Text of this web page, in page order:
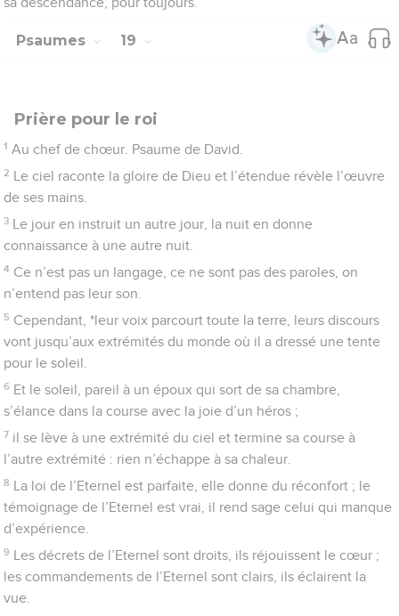
7 il se lève à une extrémité du ciel et termine sa course à
l’autre extrémité : rien n’échappe à sa chaleur.
Les décrets de l’Eternel sont droits, ils réjouissent le cœur ;
les commandements de l’Eternel sont clairs, ils éclairent la
vue.
10 La crainte de l’Eternel est pure, elle subsiste pour toujours ;
les jugements de l’Eternel sont vrais, ils sont tous justes.
11 Ils sont plus précieux que l’or, que beaucoup d’or fin ; ils
sont plus doux que le miel, même le miel qui coule des rayons.
12 Ton serviteur aussi est éclairé par eux ; pour celui qui les
respecte, la récompense est grande.
13 Qui discerne ses erreurs ? Pardonne-moi celles que j’ignore.
14 Préserve aussi ton serviteur du sentiment d’orgueil : qu’il ne
domine pas sur moi ! Alors je serai intègre, je ne commettrai
pas de grands péchés.
15 Fais bon accueil aux paroles de ma bouche et aux
sentiments de mon cœur, Eternel, mon rocher, toi qui me
rachètes !
Psaumes
Le roi peut compter sur le Seigneur